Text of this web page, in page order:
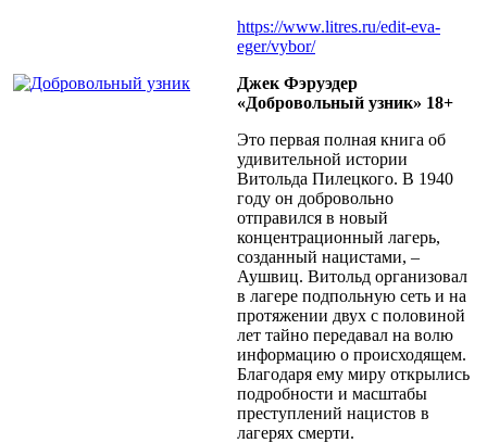
https://www.litres.ru/edit-eva-
eger/vybor/
Джек Фэруэдер
«Добровольный узник» 18+
Это первая полная книга об
удивительной истории
Витольда Пилецкого. В 1940
году он добровольно
отправился в новый
концентрационный лагерь,
созданный нацистами, –
Аушвиц. Витольд организовал
в лагере подпольную сеть и на
протяжении двух с половиной
лет тайно передавал на волю
информацию о происходящем.
Благодаря ему миру открылись
подробности и масштабы
преступлений нацистов в
лагерях смерти.